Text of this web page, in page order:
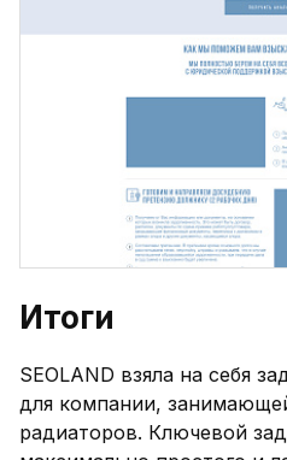
Итоги
SEOLAND взяла на себя
для компании,
радиаторов. Ключевой